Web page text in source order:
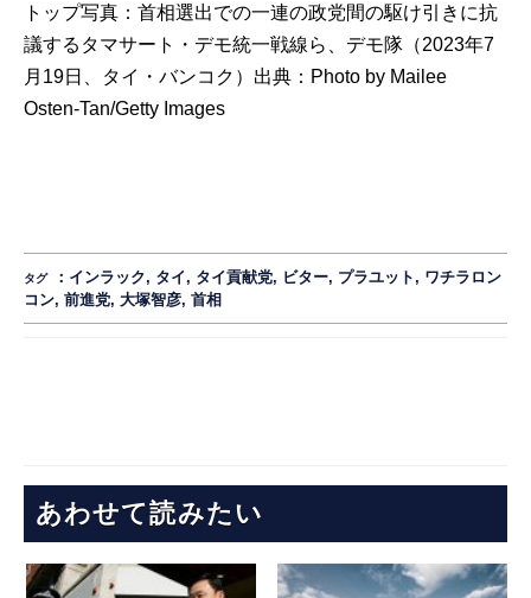
トップ写真：首相選出での一連の政党間の駆け引きに抗
議するタマサート・デモ統一戦線ら、デモ隊（2023年7
月19日、タイ・バンコク）出典： Photo by Mailee
Osten-Tan/Getty Images
タグ ： インラック, タイ, タイ貢献党, ビター, プラユット , ワチラロン
コン,前進党,大塚智彦,首相
あわせて読みたい